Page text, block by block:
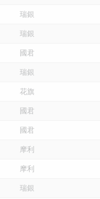
瑞銀
瑞銀
國君
瑞銀
花旗
國君
國君
摩利
摩利
瑞銀